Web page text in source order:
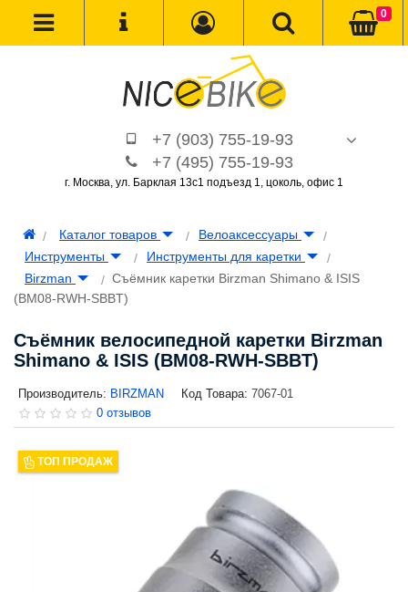
+7 (903) 755-19-93
+7 (495) 755-19-93
г. Москва, ул. Барклая 13с1 подъезд 1, цоколь, офис 1
0
Каталог товаров
Велоаксессуары
Инструменты
Инструменты для каретки
Birzman
Съёмник каретки Birzman Shimano & ISIS
(BM08-RWH-SBBT)
Съёмник велосипедной каретки Birzman
Shimano & ISIS (BM08-RWH-SBBT)
Производитель: BIRZMAN Код Товара: 7067-01
0 отзывов
ТОП ПРОДАЖ